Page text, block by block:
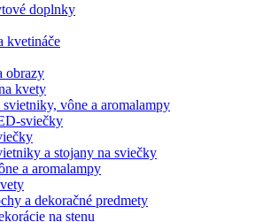
doplnky
kvetináče
obrazy
kvety
svietniky, vône a aromalampy
sviečky
a stojany na sviečky
a aromalampy
a dekoračné predmety
na stenu